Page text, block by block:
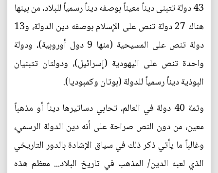
43 دولة تتبنى ديناً معيناً بوصفه ديناً رسمياً للبلاد، من بينها
هناك 27 دولة تنص على الإسلام بوصفه دين الدولة، و13
دولة تنص على المسيحية (منها 9 دول أوروبية)، ودولة
واحدة تنص على اليهودية (إسرائيل)، ودولتان تتبنيان
البوذية ديناً رسمياً للدولة (بوتان وكمبوديا).
وثمة 40 دولة في العالم، تحابي دساتيرها ديناً أو مذهباً
معين، من دون النص صراحة على أنه دين الدولة الرسمي،
وغالباً ما يأتي ذكر ذلك في سياق الإشادة بالدور التاريخي
الذي لعبه الدين/ المذهب في تاريخ البلاد... معظم هذه